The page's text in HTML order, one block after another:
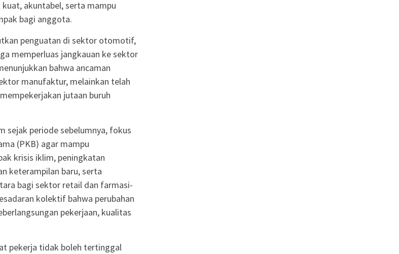
akuntabel, serta mampu
bagi anggota.
penguatan di sektor otomotif,
memperluas jangkauan ke sektor
bahwa ancaman
manufaktur, melainkan telah
jutaan buruh
sejak periode sebelumnya, fokus
(PKB) agar mampu
krisis iklim, peningkatan
keterampilan baru, serta
bagi sektor retail dan farmasi-
kolektif bahwa perubahan
pekerjaan, kualitas
pekerja tidak boleh tertinggal